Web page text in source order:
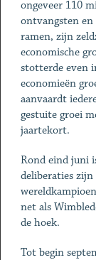
ongeveer 110
ontvangsten
ramen, zijn
economische
stotterde even
economieën
aanvaardt
gestuite groei
jaartekort.
Rond eind juni
deliberaties zijn
net als
de hoek.
Tot begin